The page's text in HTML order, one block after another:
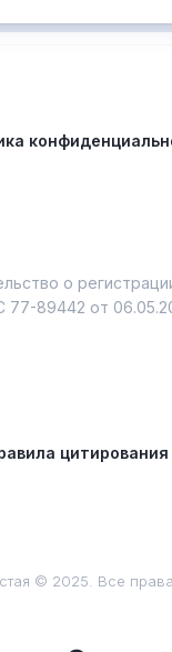
о
89442 от
цитирования
© 2025. Все